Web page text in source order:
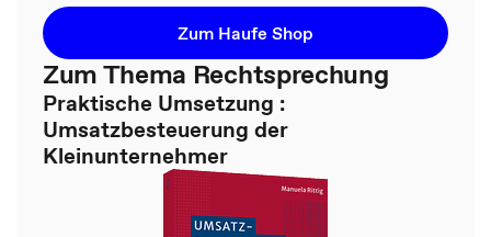
Zum Haufe Shop
Zum Thema Rechtsprechung
Praktische Umsetzung :
Umsatzbesteuerung der
Kleinunternehmer